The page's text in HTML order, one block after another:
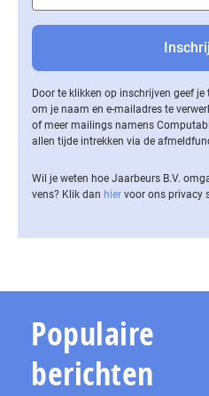
Door te klikken op inschrijven geef
om je naam en e-mailadres te
of meer mailings namens
allen tijde intrekken via de
Wil je weten hoe Jaarbeurs B.V.
vens? Klik dan hier voor ons privacy
Populaire
berichten